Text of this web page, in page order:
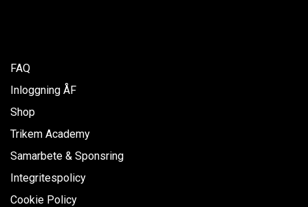
FAQ
Inloggning ÅF
Shop
Trikem Academy
Samarbete & Sponsring
Integritespolicy
Cookie Policy